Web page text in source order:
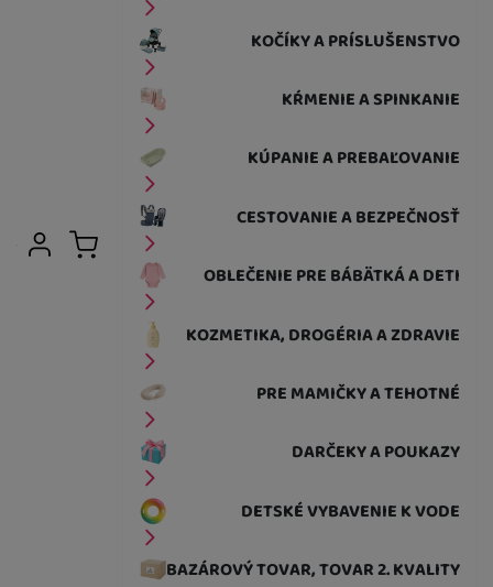
KOČÍKY A PRÍSLUŠENSTVO
KŔMENIE A SPINKANIE
KÚPANIE A PREBAĽOVANIE
CESTOVANIE A BEZPEČNOSŤ
OBLEČENIE PRE BÁBÄTKÁ A DETI
KOZMETIKA, DROGÉRIA A ZDRAVIE
PRE MAMIČKY A TEHOTNÉ
DARČEKY A POUKAZY
DETSKÉ VYBAVENIE K VODE
BAZÁROVÝ TOVAR, TOVAR 2. KVALITY
Užívateľská sekcia
Prihlásiť sa
Košík